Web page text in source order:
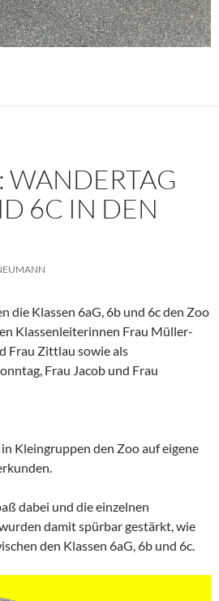
6C IN DEN
die Klassen 6aG, 6b und 6c den Zoo
Klassenleiterinnen Frau Müller-
Frau Zittlau sowie als
Frau Jacob und Frau
Kleingruppen den Zoo auf eigene
dabei und die einzelnen
damit spürbar gestärkt, wie
den Klassen 6aG, 6b und 6c.